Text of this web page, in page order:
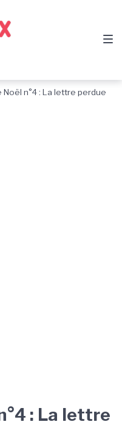
Noël n°4 : La lettre perdue
: La lettre